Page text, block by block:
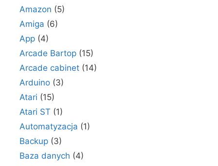
Amazon (5)
Amiga (6)
App (4)
Arcade Bartop (15)
Arcade cabinet (14)
Arduino (3)
Atari (15)
Atari ST (1)
Automatyzacja (1)
Backup (3)
Baza danych (4)